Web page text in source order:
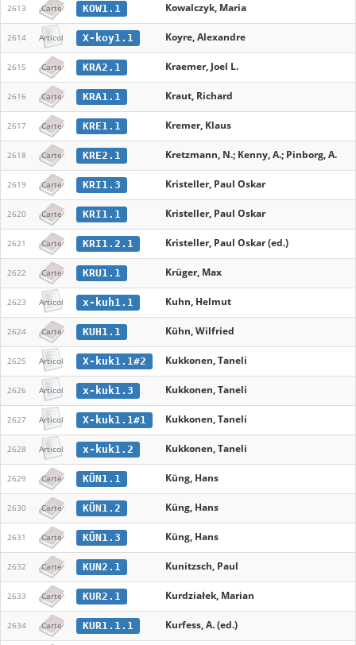
2613 Carte KOW1.1 Kowalczyk, Maria
2614 Articol X-koy1.1 Koyre, Alexandre
2615 Carte KRA2.1 Kraemer, Joel L.
2616 Carte KRA1.1 Kraut, Richard
2617 Carte KRE1.1 Kremer, Klaus
2618 Carte KRE2.1 Kretzmann, N.; Kenny, A.; Pinborg, A.
2619 Carte KRI1.3 Kristeller, Paul Oskar
2620 Carte KRI1.1 Kristeller, Paul Oskar
2621 Carte KRI1.2.1 Kristeller, Paul Oskar (ed.)
2622 Carte KRU1.1 Krüger, Max
2623 Articol x-kuh1.1 Kuhn, Helmut
2624 Carte KUH1.1 Kühn, Wilfried
2625 Articol X-kuk1.1#2 Kukkonen, Taneli
2626 Articol x-kuk1.3 Kukkonen, Taneli
2627 Articol X-kuk1.1#1 Kukkonen, Taneli
2628 Articol x-kuk1.2 Kukkonen, Taneli
2629 Carte KÜN1.1 Küng, Hans
2630 Carte KÜN1.2 Küng, Hans
2631 Carte KÜN1.3 Küng, Hans
2632 Carte KUN2.1 Kunitzsch, Paul
2633 Carte KUR2.1 Kurdziałek, Marian
2634 Carte KUR1.1.1 Kurfess, A. (ed.)